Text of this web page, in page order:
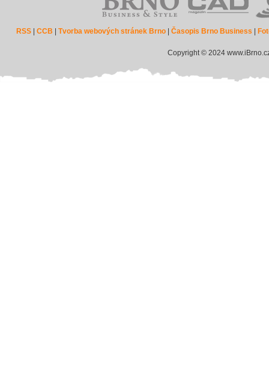
RSS |CCB |Tvorba webových stránek Brno |Časopis Brno Business
Copyright © 2024